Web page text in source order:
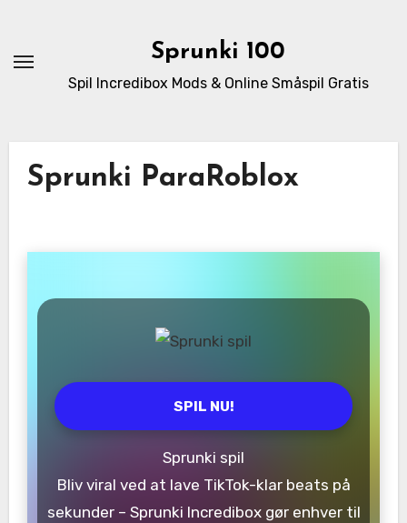
content
Sprunki 100
Spil Incredibox Mods & Online Småspil Gratis
Sprunki ParaRoblox
SPIL NU!
Sprunki spil
Bliv viral ved at lave TikTok-klar beats på
sekunder – Sprunki Incredibox gør enhver til